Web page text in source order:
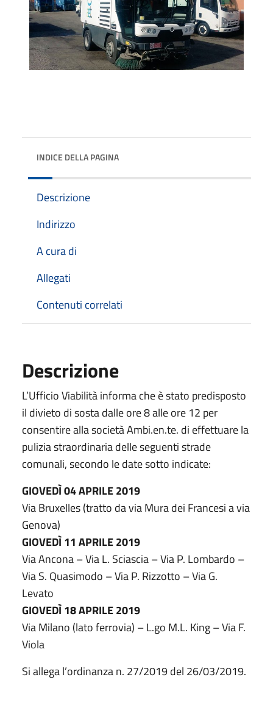
INDICE DELLA PAGINA
Descrizione
Indirizzo
A cura di
Allegati
Contenuti correlati
Descrizione
L’Ufficio Viabilità informa che è stato predisposto
il divieto di sosta dalle ore 8 alle ore 12 per
consentire alla società Ambi.en.te. di effettuare la
pulizia straordinaria delle seguenti strade
comunali, secondo le date sotto indicate:
GIOVEDÌ 04 APRILE 2019
Via Bruxelles (tratto da via Mura dei Francesi a via
Genova)
GIOVEDÌ 11 APRILE 2019
Via Ancona – Via L. Sciascia – Via P. Lombardo –
Via S. Quasimodo – Via P. Rizzotto – Via G.
Levato
GIOVEDÌ 18 APRILE 2019
Via Milano (lato ferrovia) – L.go M.L. King – Via F.
Viola
Si allega l’ordinanza n. 27/2019 del 26/03/2019.